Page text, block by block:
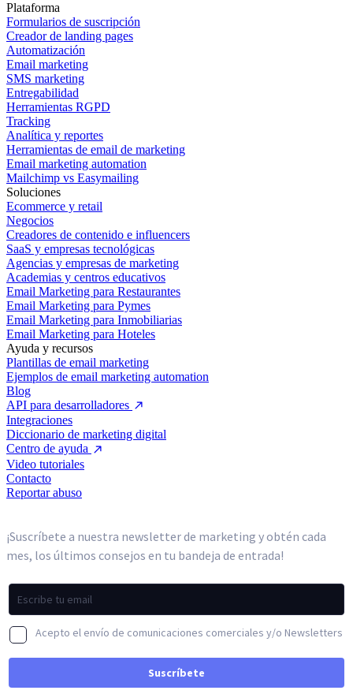
Plataforma
Formularios de suscripción
Creador de landing pages
Automatización
Email marketing
SMS marketing
Entregabilidad
Herramientas RGPD
Tracking
Analítica y reportes
Herramientas de email de marketing
Email marketing automation
Mailchimp vs Easymailing
Soluciones
Ecommerce y retail
Negocios
Creadores de contenido e influencers
SaaS y empresas tecnológicas
Agencias y empresas de marketing
Academias y centros educativos
Email Marketing para Restaurantes
Email Marketing para Pymes
Email Marketing para Inmobiliarias
Email Marketing para Hoteles
Ayuda y recursos
Plantillas de email marketing
Ejemplos de email marketing automation
Blog
API para desarrolladores
Integraciones
Diccionario de marketing digital
Centro de ayuda
Video tutoriales
Contacto
Reportar abuso